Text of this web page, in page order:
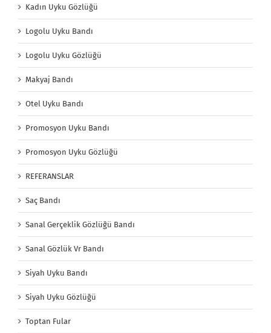
Kadın Uyku Gözlüğü
Logolu Uyku Bandı
Logolu Uyku Gözlüğü
Makyaj Bandı
Otel Uyku Bandı
Promosyon Uyku Bandı
Promosyon Uyku Gözlüğü
REFERANSLAR
Saç Bandı
Sanal Gerçeklik Gözlüğü Bandı
Sanal Gözlük Vr Bandı
Siyah Uyku Bandı
Siyah Uyku Gözlüğü
Toptan Fular